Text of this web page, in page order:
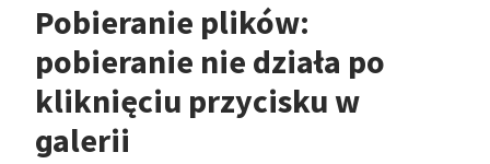
Pobieranie plików:
pobieranie nie działa po
kliknięciu przycisku w
galerii